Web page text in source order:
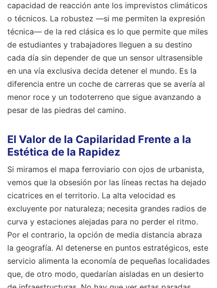
capacidad de reacción ante los imprevistos climáticos
o técnicos. La robustez —si me permiten la expresión
técnica— de la red clásica es lo que permite que miles
de estudiantes y trabajadores lleguen a su destino
cada día sin depender de que un sensor ultrasensible
en una vía exclusiva decida detener el mundo. Es la
diferencia entre un coche de carreras que se avería al
menor roce y un todoterreno que sigue avanzando a
pesar de las piedras del camino.
El Valor de la Capilaridad Frente a la
Estética de la Rapidez
Si miramos el mapa ferroviario con ojos de urbanista,
vemos que la obsesión por las líneas rectas ha dejado
cicatrices en el territorio. La alta velocidad es
excluyente por naturaleza; necesita grandes radios de
curva y estaciones alejadas para no perder el ritmo.
Por el contrario, la opción de media distancia abraza
la geografía. Al detenerse en puntos estratégicos, este
servicio alimenta la economía de pequeñas localidades
que, de otro modo, quedarían aisladas en un desierto